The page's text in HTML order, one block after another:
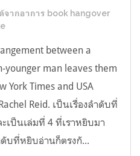
จากอาการ book hangover
between a
younger man leaves them
York Times and USA
Reid. เป็นเรื่องลำดับที่
เป็นเล่มที่ 4 ที่เราหยิบมา
บที่หยิบอ่านก็ตรงกั...